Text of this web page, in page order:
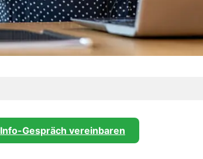
Info-Gespräch vereinbaren